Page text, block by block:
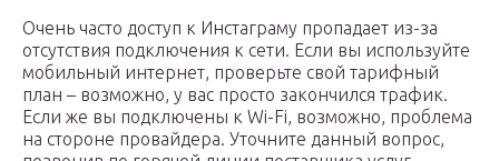
Очень часто доступ к Инстаграму пропадает из-за
отсутствия подключения к сети. Если вы используйте
мобильный интернет, проверьте свой тарифный
план – возможно, у вас просто закончился трафик.
Если же вы подключены к Wi-Fi, возможно, проблема
на стороне провайдера. Уточните данный вопрос,